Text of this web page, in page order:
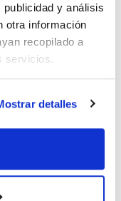
y análisis
otra información
recopilado a
servicios.
detalles
cianoferrato(III)